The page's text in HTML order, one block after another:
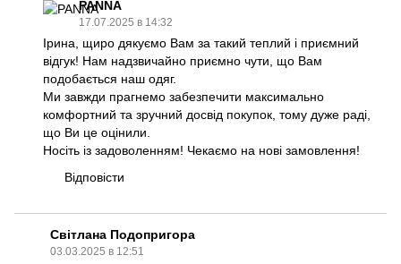
PANNA
17.07.2025 в 14:32
Ірина, щиро дякуємо Вам за такий теплий і приємний
відгук! Нам надзвичайно приємно чути, що Вам
подобається наш одяг.
Ми завжди прагнемо забезпечити максимально
комфортний та зручний досвід покупок, тому дуже раді,
що Ви це оцінили.
Носіть із задоволенням! Чекаємо на нові замовлення!
Відповісти
Світлана Подопригора
03.03.2025 в 12:51